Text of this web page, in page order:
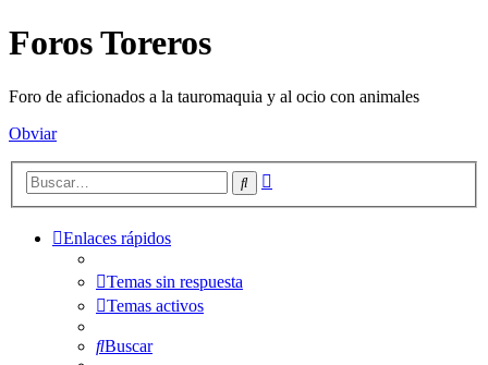
Foros Toreros
Foro de aficionados a la tauromaquia y al ocio con animales
Obviar
Buscar
Enlaces rápidos
Temas sin respuesta
Temas activos
Buscar